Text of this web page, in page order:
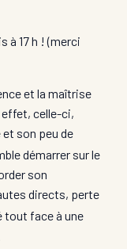
à 17 h ! (merci
et la maîtrise
celle-ci,
son peu de
démarrer sur le
son
directs, perte
tout face à une